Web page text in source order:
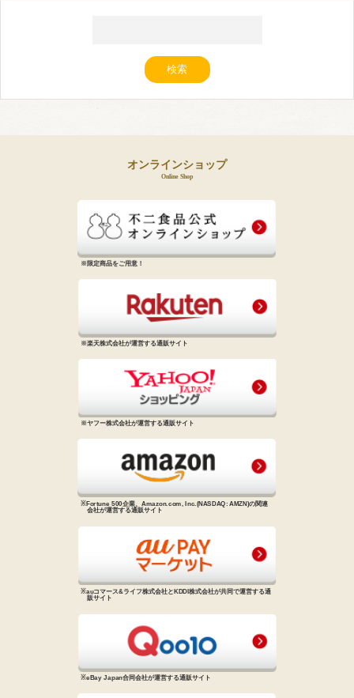
オンラインショップ
Online Shop
※限定商品をご用意！
※楽天株式会社が運営する通販サイト
※ヤフー株式会社が運営する通販サイト
※Fortune 500企業、Amazon.com, Inc.(NASDAQ: AMZN)の関連
会社が運営する通販サイト
※auコマース&ライフ株式会社と KDDI株式会社が共同で運営する通
販サイト
※eBay Japan合同会社が運営する通販サイト